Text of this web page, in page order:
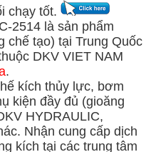
chạy tốt.
2514 là sản phẩm
chế tạo) tại Trung Quốc
DKV VIET NAM
.
kích thủy lực, bơm
kiện đầy đủ (gioăng
HYDRAULIC,
Nhận cung cấp dịch
kích tại các trung tâm